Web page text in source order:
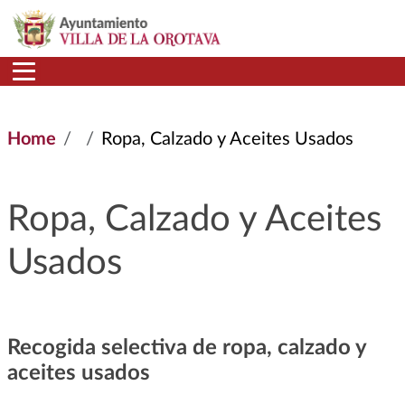
Skip to main content
Home Ropa, Calzado y Aceites Usados
Ropa, Calzado y Aceites
Usados
Recogida selectiva de ropa, calzado y
aceites usados